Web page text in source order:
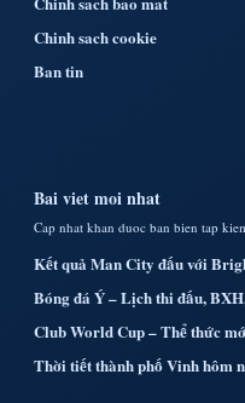
Chinh sach cookie
Ban tin
Bai viet moi nhat
Cap nhat khan duoc ban bien tap
Kết quả Man City đấu với
Bóng đá Ý – Lịch thi đấu,
Club World Cup – Thể thức
Thời tiết thành phố Vinh hôm